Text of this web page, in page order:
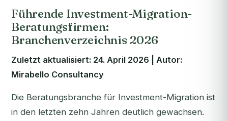
Führende Investment-Migration-
Beratungsfirmen:
Branchenverzeichnis 2026
Zuletzt aktualisiert: 24. April 2026 | Autor:
Mirabello Consultancy
Die Beratungsbranche für Investment-Migration ist
in den letzten zehn Jahren deutlich gewachsen.